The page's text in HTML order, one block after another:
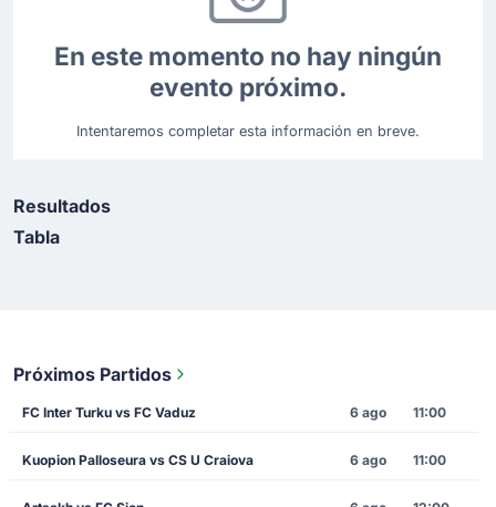
En este momento no hay ningún
evento próximo.
Intentaremos completar esta información en breve.
Resultados
Tabla
Próximos Partidos
FC Inter Turku vs FC Vaduz 6 ago 11:00
Kuopion Palloseura vs CS U Craiova 6 ago 11:00